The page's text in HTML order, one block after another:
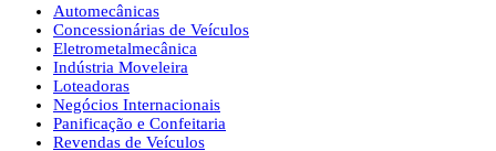
Automecânicas
Concessionárias de Veículos
Eletrometalmecânica
Indústria Moveleira
Loteadoras
Negócios Internacionais
Panificação e Confeitaria
Revendas de Veículos